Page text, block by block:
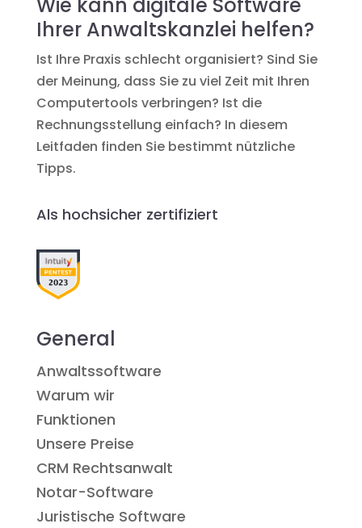
Ihrer Anwaltskanzlei helfen?
Ist Ihre Praxis schlecht organisiert? Sind Sie
der Meinung, dass Sie zu viel Zeit mit Ihren
Computertools verbringen? Ist die
Rechnungsstellung einfach? In diesem
Leitfaden finden Sie bestimmt nützliche
Tipps.
Als hochsicher zertifiziert
General
Anwaltssoftware
Warum wir
Funktionen
Unsere Preise
CRM Rechtsanwalt
Notar-Software
Juristische Software